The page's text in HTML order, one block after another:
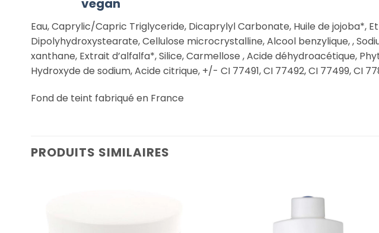
Eau, Caprylic/Capric Triglyceride, Dicaprylyl Carbonate, Huile de jojoba*,
Dipolyhydroxystearate, Cellulose microcrystalline, Alcool benzylique, ,
xanthane, Extrait d’alfalfa*, Silice, Carmellose , Acide déhydroacétique,
Hydroxyde de sodium, Acide citrique, +/- CI 77491, CI 77492, CI 77499, CI
Fond de teint fabriqué en France
PRODUITS SIMILAIRES